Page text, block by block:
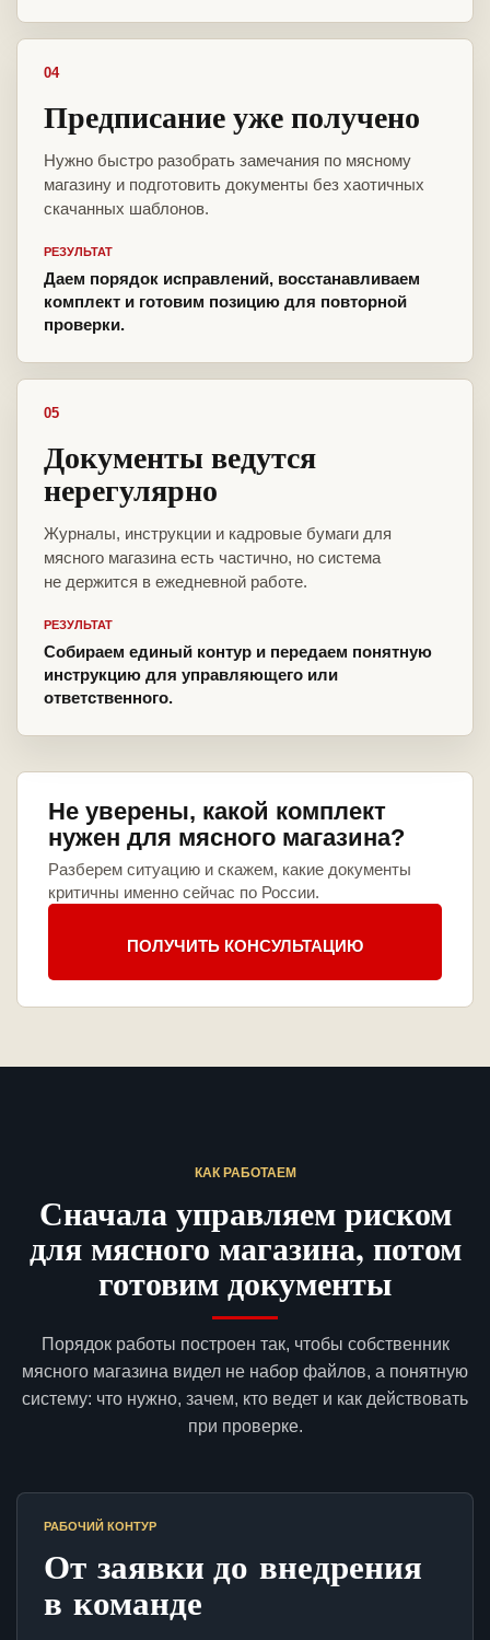
04
Предписание уже получено
Нужно быстро разобрать замечания по мясному
магазину и подготовить документы без хаотичных
скачанных шаблонов.
РЕЗУЛЬТАТ
Даем порядок исправлений, восстанавливаем
комплект и готовим позицию для повторной
проверки.
05
Документы ведутся
нерегулярно
Журналы, инструкции и кадровые бумаги для
мясного магазина есть частично, но система
не держится в ежедневной работе.
РЕЗУЛЬТАТ
Собираем единый контур и передаем понятную
инструкцию для управляющего или
ответственного.
Не уверены, какой комплект
нужен для мясного магазина?
Разберем ситуацию и скажем, какие документы
критичны именно сейчас по России.
ПОЛУЧИТЬ КОНСУЛЬТАЦИЮ
КАК РАБОТАЕМ
Сначала управляем риском
для мясного магазина, потом
готовим документы
Порядок работы построен так, чтобы собственник
мясного магазина видел не набор файлов, а понятную
систему: что нужно, зачем, кто ведет и как действовать
при проверке.
РАБОЧИЙ КОНТУР
От заявки до внедрения
в команде